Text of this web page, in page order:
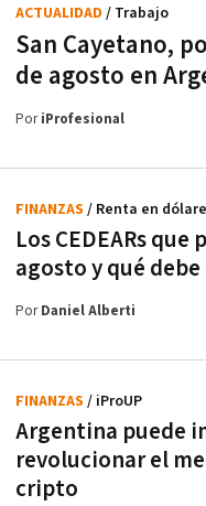
San Cayetano,
de agosto en
ACTUALIDAD / Trabajo
PoriProfesional
Los CEDEARs
agosto y qué
FINANZAS / Renta en
PorDaniel Alberti
Argentina puede
revolucionar el
cripto
FINANZAS / iProUP